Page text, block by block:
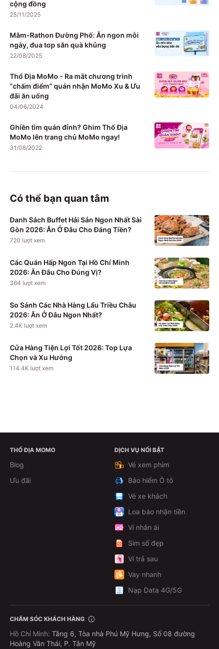
cộng đồng
25/11/2025
Măm-Rathon Đường Phố: Ăn ngon mỗi
ngày, đua top săn quà khủng
22/08/2025
Thổ Địa MoMo - Ra mắt chương trình
“chấm điểm” quán nhận MoMo Xu & Ưu
đãi ăn uống
04/06/2024
Ghiền tìm quán đỉnh? Ghim Thổ Địa
MoMo lên trang chủ MoMo ngay!
31/08/2022
Có thể bạn quan tâm
Danh Sách Buffet Hải Sản Ngon Nhất Sài
Gòn 2026: Ăn Ở Đâu Cho Đáng Tiền?
720 lượt xem
Các Quán Hấp Ngon Tại Hồ Chí Minh
2026: Ăn Đâu Cho Đúng Vị?
364 lượt xem
So Sánh Các Nhà Hàng Lẩu Triều Châu
2026: Ăn Ở Đâu Ngon Nhất?
2.4K lượt xem
Cửa Hàng Tiện Lợi Tốt 2026: Top Lựa
Chọn và Xu Hướng
114.4K lượt xem
Xem chi tiết
THỔ ĐỊA MOMO
Blog
Ưu đãi
DỊCH VỤ NỔI BẬT
Vé xem phim
Bảo hiểm Ô tô
Vé xe khách
Loa báo nhận tiền
Ví nhân ái
Sim số đẹp
Ví trả sau
Vay nhanh
Nạp Data 4G/5G
CHĂM SÓC KHÁCH HÀNG
Hồ Chí Minh: Tầng 6, Tòa nhà Phú Mỹ Hưng, Số 08 đường
Hoàng Văn Thái, P. Tân Mỹ